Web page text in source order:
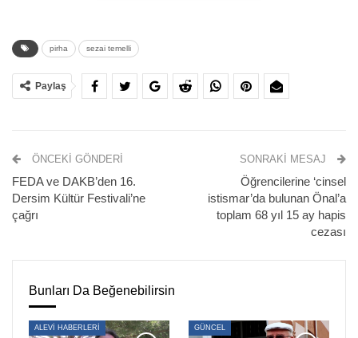
Halkların Eşitlik ve Demokrasi Partisi (DEM Parti) Grup
Başkanvekili Sezai Temelli,
Meclis’te basın toplantısı
düzenledi. Temelli, Genel Kurul’da görüşmeleri süren tarım
Kanun teklifinin ekilebilir arazileri, meraları ve ormanları
dikkate alan, bunları geliştirmeye çalışan bir teklif
pirha sezai temelli
Paylaş
ÖNCEKI GÖNDERI
FEDA ve DAKB’den 16.
Dersim Kültür Festivali’ne
çağrı
SONRAKI MESAJ
Öğrencilerine ‘cinsel
istismar’da bulunan Önal’a
toplam 68 yıl 15 ay hapis
cezası
Bunları Da Beğenebilirsin
ALEVİ HABERLERİ GÜNCEL